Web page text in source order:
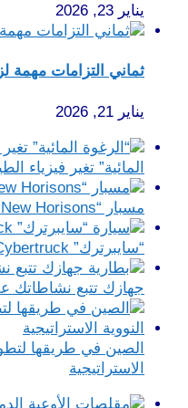
يناير 23, 2026
ثماني التزامات مهمة
يناير 21, 2026
المائية” تغير فيزياء
مسبار “New Horisons” يعثر على سحب في بلوتو
“سايبرترك” Tesla Cybertruck من تسلا
جهازك تتبع نشاطاتك
الصين في طريقها
الاستراتيجية